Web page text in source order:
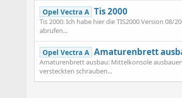
Opel Vectra A Tis 2000
Tis 2000: Ich habe hier die TIS2000 Version 08/
abrufen...
Opel Vectra A Amaturenbrett
Amaturenbrett ausbau: Mittelkonsole
versteckten schrauben...